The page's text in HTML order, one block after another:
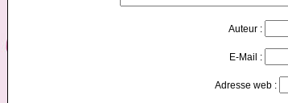
Auteur :
E-Mail :
Adresse web :